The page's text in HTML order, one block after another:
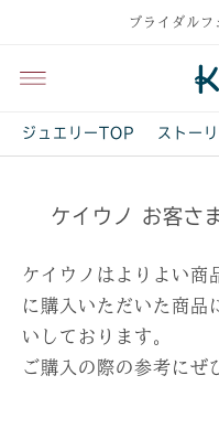
ブライダルフ
ジュエリーTOP ストー
ケイウノ お客さ
ケイウノはよりよい商
に購入いただいた商品
いしております。
ご購入の際の参考にぜ